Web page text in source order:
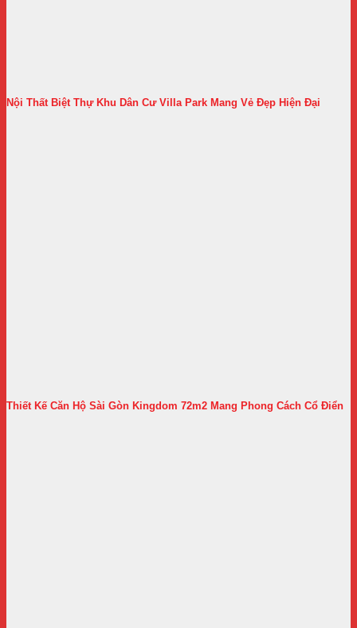
Nội Thất Biệt Thự Khu Dân Cư Villa Park Mang Vẻ Đẹp Hiện Đại
Thiết Kế Căn Hộ Sài Gòn Kingdom 72m2 Mang Phong Cách Cổ Điển